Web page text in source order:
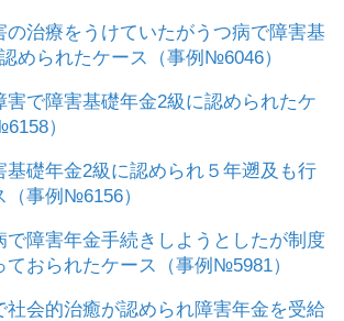
の治療をうけていたがうつ病で障害基
められたケース（事例№6046）
害で障害基礎年金2級に認められたケ
）
基礎年金2級に認められ５年遡及も行
（事例№6156）
で障害年金手続きしようとしたが制度
ておられたケース（事例№5981）
社会的治癒が認められ障害年金を受給